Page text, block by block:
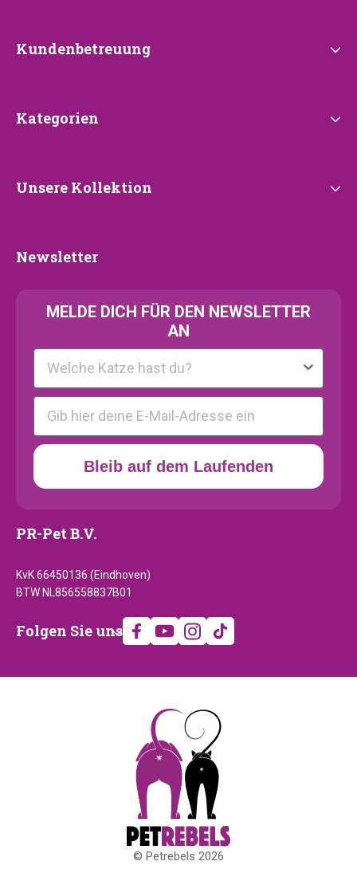
Kundenbetreuung
Kundenbetreuung
Kategorien
Kategorien
Unsere
Unsere Kollektion
Newsletter
Newsletter
MELDE DICH FÜR DEN NEWSLETTER
AN
Kattenras
E-mail
Bleib auf dem Laufenden
PR-Pet B.V.
KvK 66450136 (Eindhoven)
BTW NL856558837B01
Folgen
uns
Folgen Sie uns
© Petrebels 2026